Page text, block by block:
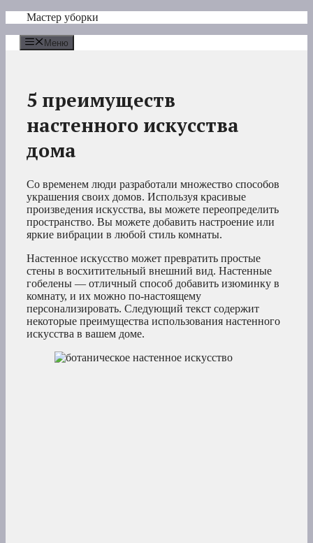
Перейти
содержимому
Мастер уборки
Меню
5 преимуществ
настенного искусства
дома
Со временем люди разработали множество способов
украшения своих домов. Используя красивые
произведения искусства, вы можете переопределить
пространство. Вы можете добавить настроение или
яркие вибрации в любой стиль комнаты.
Настенное искусство может превратить простые
стены в восхитительный внешний вид. Настенные
гобелены — отличный способ добавить изюминку в
комнату, и их можно по-настоящему
персонализировать. Следующий текст содержит
некоторые преимущества использования настенного
искусства в вашем доме.